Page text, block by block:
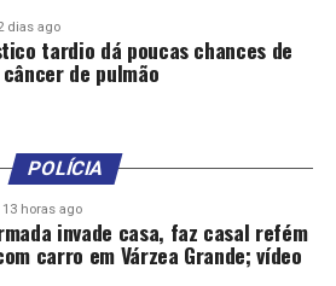
dias ago
tardio dá poucas chances de
de pulmão
POLÍCIA
13 horas ago
invade casa, faz casal refém
carro em Várzea Grande; vídeo